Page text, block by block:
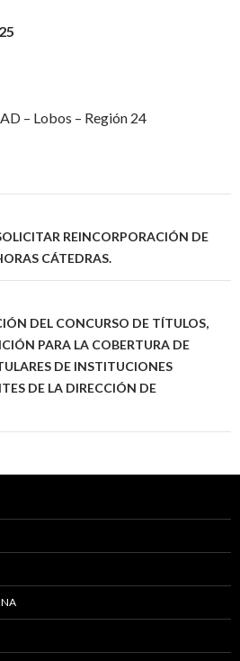
– Lobos – Región 24
REINCORPORACIÓN DE
CÁTEDRAS.
DEL CONCURSO DE TÍTULOS,
PARA LA COBERTURA DE
DE INSTITUCIONES
DE LA DIRECCIÓN DE